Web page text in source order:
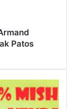
Patos